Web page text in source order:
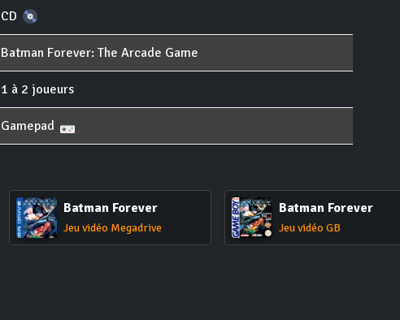
CD
Batman Forever: The Arcade Game
1 à 2 joueurs
Gamepad
Batman Forever
Jeu vidéo Megadrive
Batman Forever
Jeu vidéo GB